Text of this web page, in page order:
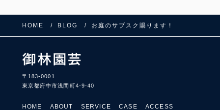
HOME BLOG お庭のサブスク賜ります！
〒183-0001
東京都府中市浅間町4-9-40
HOME ABOUT SERVICE CASE ACCESS